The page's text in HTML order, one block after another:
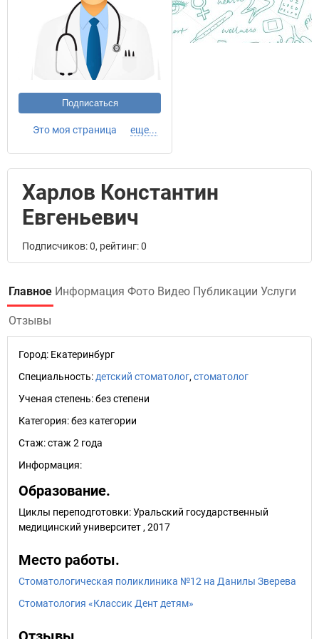
Подписаться
Это моя страница еще...
Харлов Константин
Евгеньевич
Подписчиков: 0, рейтинг: 0
Главное Информация Фото Видео Публикации Услуги
Отзывы
Город: Екатеринбург
Специальность: детский стоматолог, стоматолог
Ученая степень:без степени
Категория:без категории
Стаж:стаж 2 года
Информация:
Образование.
Циклы переподготовки: Уральский государственный
медицинский университет , 2017
Место работы.
Стоматологическая поликлиника №12 на Данилы Зверева
Стоматология «Классик Дент детям»